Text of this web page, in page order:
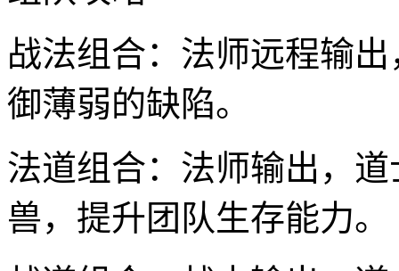
战法组合：法师远程输
御薄弱的缺陷。
法道组合：法师输出，
兽，提升团队生存能力。